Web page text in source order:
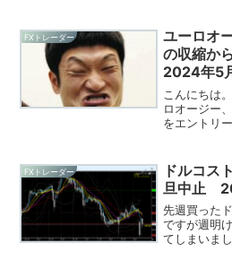
の注文、決
FXトレーダー
ユーロオ
の収縮か
2024年5
こんにちは
ロオージー
をエントリ
FXトレーダー
ドルコ
旦中止
先週買った
ですが週明
てしまいま